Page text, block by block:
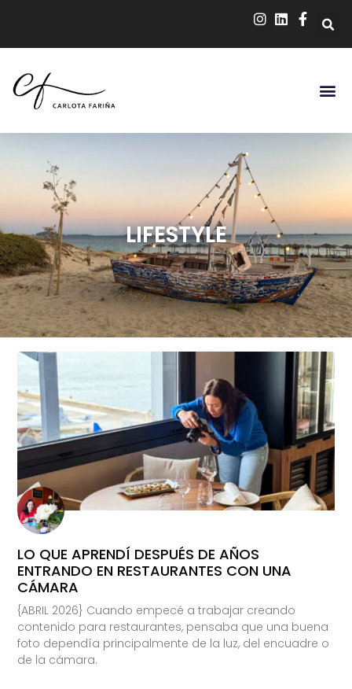
LIFESTYLE
LO QUE APRENDÍ DESPUÉS DE AÑOS
ENTRANDO EN RESTAURANTES CON UNA
CÁMARA
{ABRIL 2026} Cuando empecé a trabajar creando
contenido para restaurantes, pensaba que una buena
foto dependía principalmente de la luz, del encuadre o
de la cámara.